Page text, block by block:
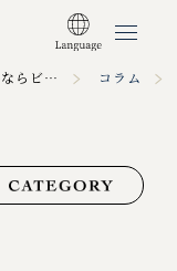
福岡・東京渋谷代官山の美容外科・美容皮膚科ならビスポーククリニック TOP コラム